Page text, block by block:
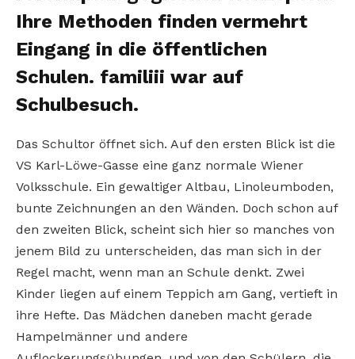
Ihre Methoden finden vermehrt
Eingang in die öffentlichen
Schulen. familiii war auf
Schulbesuch.
Das Schultor öffnet sich. Auf den ersten Blick ist die
VS Karl-Löwe-Gasse eine ganz normale Wiener
Volksschule. Ein gewaltiger Altbau, Linoleumboden,
bunte Zeichnungen an den Wänden. Doch schon auf
den zweiten Blick, scheint sich hier so manches von
jenem Bild zu unterscheiden, das man sich in der
Regel macht, wenn man an Schule denkt. Zwei
Kinder liegen auf einem Teppich am Gang, vertieft in
ihre Hefte. Das Mädchen daneben macht gerade
Hampelmänner und andere